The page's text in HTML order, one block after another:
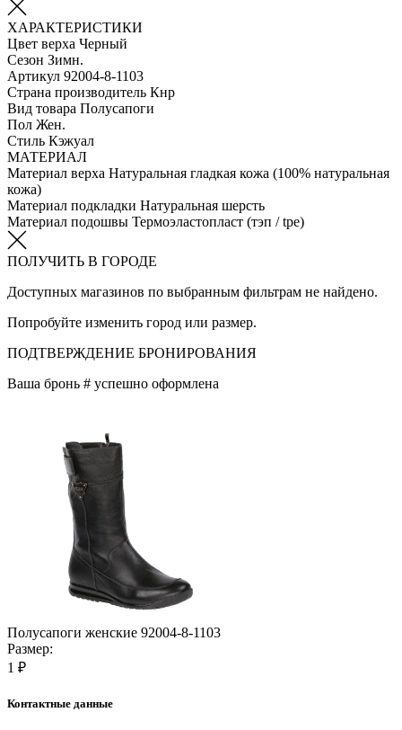
ХАРАКТЕРИСТИКИ
Цвет верха Черный
Сезон Зимн.
Артикул 92004-8-1103
Страна производитель Кнр
Вид товара Полусапоги
Пол Жен.
Стиль Кэжуал
МАТЕРИАЛ
Материал верха Натуральная гладкая кожа (100% натуральная
кожа)
Материал подкладки Натуральная шерсть
Материал подошвы Термоэластопласт (тэп / tpe)
ПОЛУЧИТЬ В ГОРОДЕ
Доступных магазинов по выбранным фильтрам не найдено.
Попробуйте изменить город или размер.
ПОДТВЕРЖДЕНИЕ БРОНИРОВАНИЯ
Ваша бронь # успешно оформлена
Полусапоги женские 92004-8-1103
Размер:
1 ₽
Контактные данные